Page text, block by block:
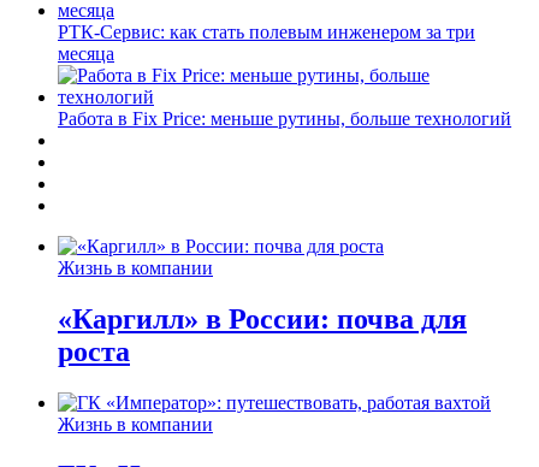
РТК-Сервис: как стать полевым инженером за три
месяца
Работа в Fix Price: меньше рутины, больше технологий
Жизнь в компании
«Каргилл» в России: почва для
роста
Жизнь в компании